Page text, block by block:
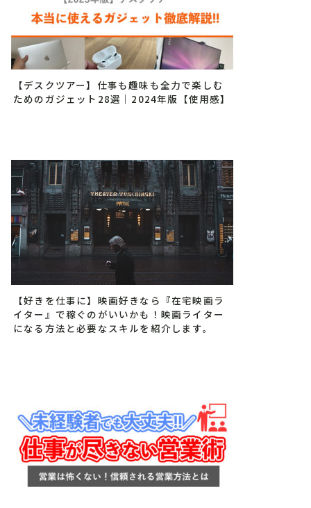
【デスクツアー】仕事も趣味も全力で楽しむ
ためのガジェット28選｜2024年版【使用感】
【好きを仕事に】映画好きなら『在宅映画ラ
イター』で稼ぐのがいいかも！映画ライター
になる方法と必要なスキルを紹介します。